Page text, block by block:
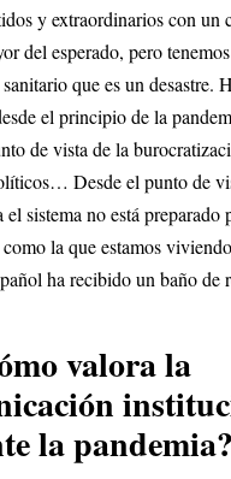
y extraordinarios con un
del esperado, pero
que es un desastre.
el principio de la
de vista de la
Desde el punto de
el sistema no está preparado
la que estamos
ha recibido un baño de
valora la
la pandemia?